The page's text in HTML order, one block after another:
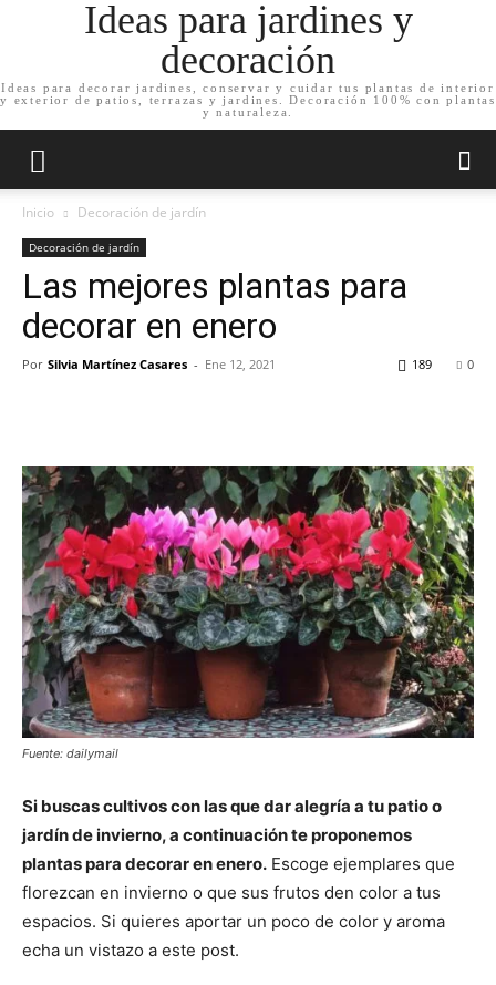
Ideas para jardines y
decoración
Ideas para decorar jardines, conservar y cuidar tus plantas de interior
y exterior de patios, terrazas y jardines. Decoración 100% con plantas
y naturaleza.
Inicio Decoración de jardín
Decoración de jardín
Las mejores plantas para
decorar en enero
Por Silvia Martínez Casares - Ene 12, 2021 0
189
Fuente: dailymail
Si buscas cultivos con las que dar alegría a tu patio o
jardín de invierno, a continuación te proponemos
plantas para decorar en enero. Escoge ejemplares que
florezcan en invierno o que sus frutos den color a tus
espacios. Si quieres aportar un poco de color y aroma
echa un vistazo a este post.